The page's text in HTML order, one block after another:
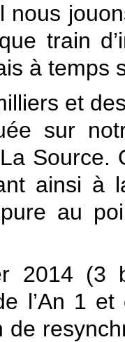
nous
train
à temps
et
sur
ainsi à
au
2014 (3
l’An 1